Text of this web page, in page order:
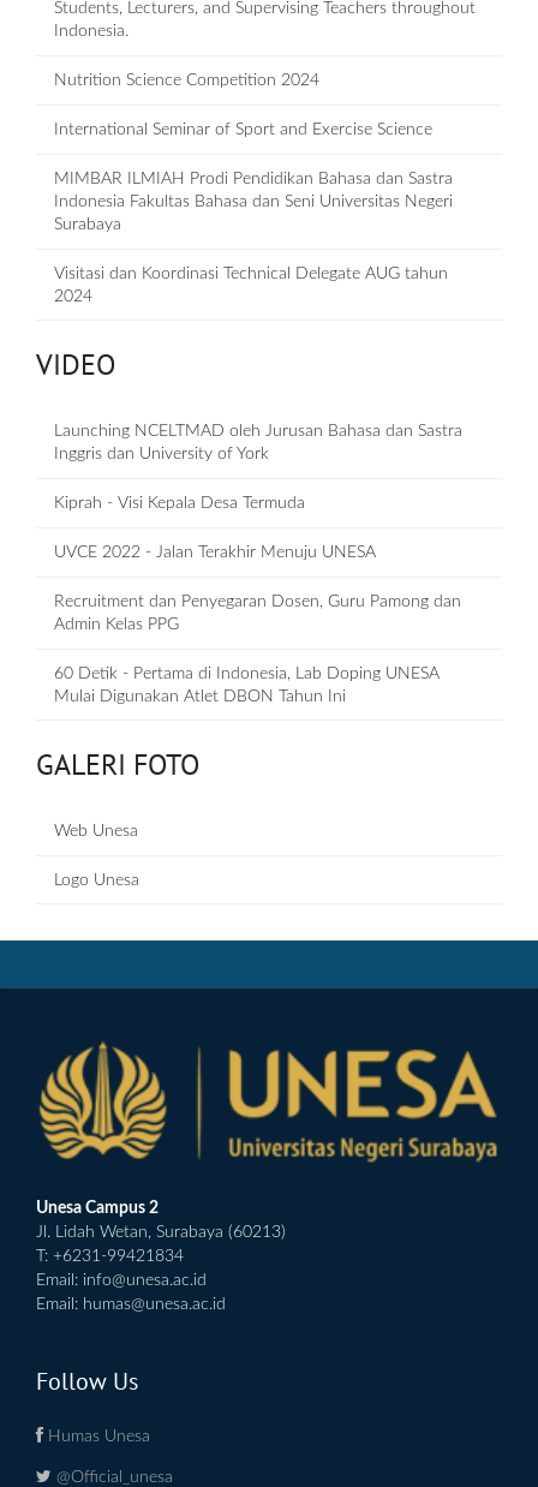
Students, Lecturers, and Supervising Teachers throughout
Indonesia.
Nutrition Science Competition 2024
International Seminar of Sport and Exercise Science
MIMBAR ILMIAH Prodi Pendidikan Bahasa dan Sastra
Indonesia Fakultas Bahasa dan Seni Universitas Negeri
Surabaya
Visitasi dan Koordinasi Technical Delegate AUG tahun
2024
VIDEO
Launching NCELTMAD oleh Jurusan Bahasa dan Sastra
Inggris dan University of York
Kiprah - Visi Kepala Desa Termuda
UVCE 2022 - Jalan Terakhir Menuju UNESA
Recruitment dan Penyegaran Dosen, Guru Pamong dan
Admin Kelas PPG
60 Detik - Pertama di Indonesia, Lab Doping UNESA
Mulai Digunakan Atlet DBON Tahun Ini
GALERI FOTO
Web Unesa
Logo Unesa
Unesa Campus 2
Jl. Lidah Wetan, Surabaya (60213)
T: +6231-99421834
Email: info@unesa.ac.id
Email: humas@unesa.ac.id
Follow Us
Humas Unesa
@Official_unesa